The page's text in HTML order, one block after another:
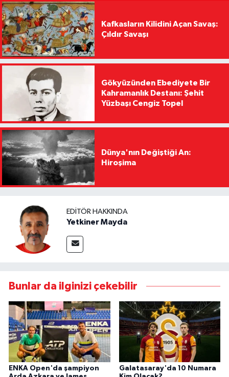
Kafkasların Kilidini Açan Savaş:
Çıldır Savaşı
Gökyüzünden Ebediyete Bir
Kahramanlık Destanı: Şehit
Yüzbaşı Cengiz Topel
Dünya'nın Değiştiği An:
Hiroşima
EDITÖR HAKKINDA
Yetkiner Mayda
Bunlar da ilginizi çekebilir
ENKA Open'da şampiyon
Galatasaray'da 10 Numara